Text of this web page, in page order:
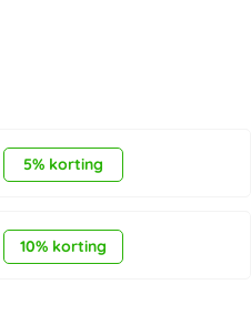
5% korting
10% korting